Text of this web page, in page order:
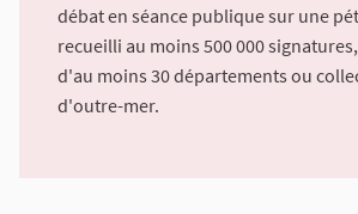
débat en séance publique sur une
recueilli au moins 500 000
d'au moins 30 départements ou
d'outre-mer.